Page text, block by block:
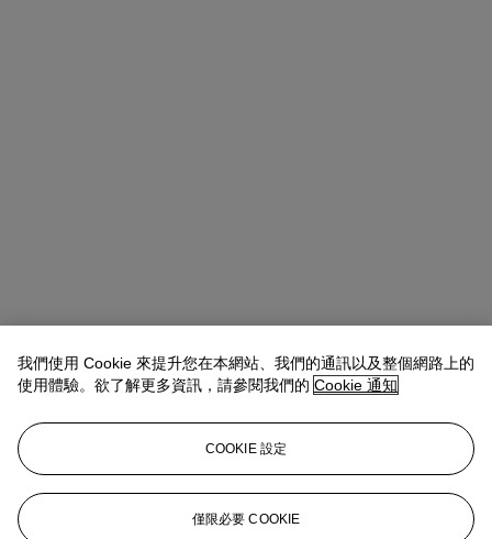
alebouteiller@christies.com
拍品專文
Georges Matisse a confirmé l’authenticité de cette œuvre.
我們使用 Cookie 來提升您在本網站、我們的通訊以及整個網路上的
使用體驗。欲了解更多資訊，請參閱我們的 Cookie 通知
COOKIE 設定
僅限必要 COOKIE